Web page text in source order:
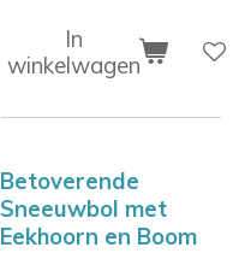
In
winkelwagen
Betoverende
Sneeuwbol met
Eekhoorn en Boom